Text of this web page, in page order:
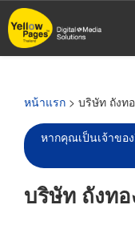
ข้าม
ไป
หน้าแรก > บริษัท ถังท
หากคุณเป็นเจ้าขอ
บริษัท ถังท